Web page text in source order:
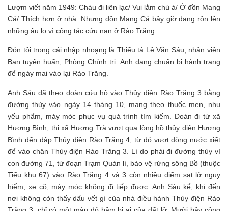
Lượm viết năm 1949: Cháu đi liên lạc/ Vui lắm chú à/ Ở đồn Mang
Cá/ Thích hơn ở nhà. Nhưng đồn Mang Cá bây giờ đang rộn lên
những âu lo vì công tác cứu nạn ở Rào Trăng.
Đón tôi trong cái nhập nhoạng là Thiếu tá Lê Văn Sáu, nhân viên
Ban tuyên huấn, Phòng Chính trị. Anh đang chuẩn bị hành trang
để ngày mai vào lại Rào Trăng.
Anh Sáu đã theo đoàn cứu hộ vào Thủy điện Rào Trăng 3 bằng
đường thủy vào ngày 14 tháng 10, mang theo thuốc men, nhu
yếu phẩm, máy móc phục vụ quá trình tìm kiếm. Đoàn đi từ xã
Hương Bình, thị xã Hương Trà vượt qua lòng hồ thủy điện Hương
Bình đến đập Thủy điện Rào Trăng 4, từ đó vượt dòng nước xiết
để vào chân Thủy điện Rào Trăng 3. Lí do phải đi đường thủy vì
con đường 71, từ đoạn Trạm Quản lí, bảo vệ rừng sông Bồ (thuộc
Tiểu khu 67) vào Rào Trăng 4 và 3 còn nhiều điểm sạt lở nguy
hiểm, xe cộ, máy móc không đi tiếp được. Anh Sáu kể, khi đến
nơi không còn thấy dấu vết gì của nhà điều hành Thủy điện Rào